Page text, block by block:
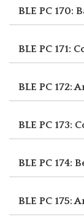
BLE PC 170:
BLE PC 171:
BLE PC 172:
BLE PC 173:
BLE PC 174:
BLE PC 175: